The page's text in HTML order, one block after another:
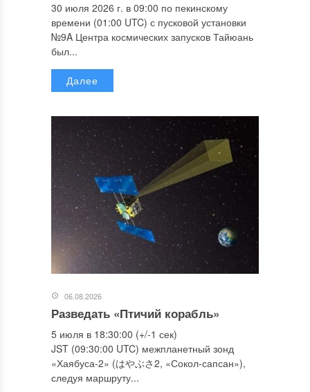
30 июля 2026 г. в 09:00 по пекинскому
времени (01:00 UTC) с пусковой установки
№9A Центра космических запусков Тайюань
был...
Далее
06.08.2026
Разведать «Птичий корабль»
5 июля в 18:30:00 (+/-1 сек)
JST (09:30:00 UTC) межпланетный зонд
«Хаябуса-2» (はやぶさ2, «Сокол-сапсан»),
следуя маршруту...